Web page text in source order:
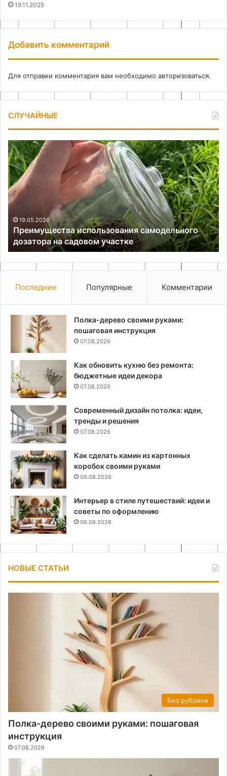
19.11.2025
Добавить комментарий
Для отправки комментария вам необходимо авторизоваться.
СЛУЧАЙНЫЕ
Преимущества
использования
самодельного
дозатора
на
садовом
участке
19.05.2026
Преимущества использования самодельного
дозатора на садовом участке
и
Последние Популярные Комментарии
Полка-дерево своими руками:
пошаговая инструкция
07.08.2026
Как обновить кухню без ремонта:
бюджетные идеи декора
07.08.2026
Современный дизайн потолка: идеи,
тренды и решения
07.08.2026
Как сделать камин из картонных
коробок своими руками
06.08.2026
Интерьер в стиле путешествий: идеи и
советы по оформлению
06.08.2026
НОВЫЕ СТАТЬИ
Без рубрики
Полка-дерево своими руками: пошаговая
инструкция
07.08.2026